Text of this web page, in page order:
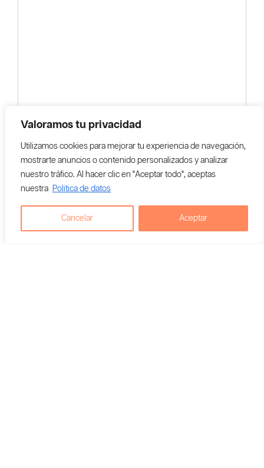
Valoramos tu privacidad
Utilizamos cookies para mejorar tu experiencia de navegación,
mostrarte anuncios o contenido personalizados y analizar
nuestro tráfico. Al hacer clic en "Aceptar todo", aceptas
nuestra Politica de datos
Cancelar Aceptar